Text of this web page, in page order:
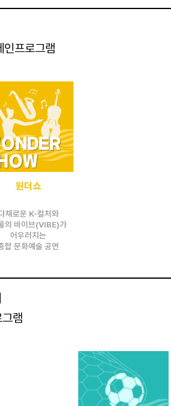
인프로그램
원더쇼
채로운 K-컬처와
의 바이브(VIBE)가
어우러지는
합 문화예술 공연
램